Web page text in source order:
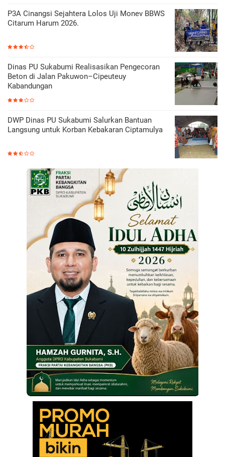
P3A Cinangsi Sejahtera Lolos Uji Monev BBWS
Citarum Harum 2026.
Dinas PU Sukabumi Realisasikan Pengecoran
Beton di Jalan Pakuwon–Cipeuteuy
Kabandungan
DWP Dinas PU Sukabumi Salurkan Bantuan
Langsung untuk Korban Kebakaran Ciptamulya